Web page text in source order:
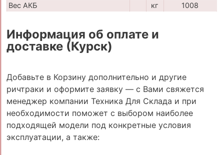
Вес АКБ
кг 1008
Информация об оплате и
доставке (Курск)
Добавьте в Корзину дополнительно и другие
ричтраки и оформите заявку — с Вами свяжется
менеджер компании Техника Для Склада и при
необходимости поможет с выбором наиболее
подходящей модели под конкретные условия
эксплуатации, а также: